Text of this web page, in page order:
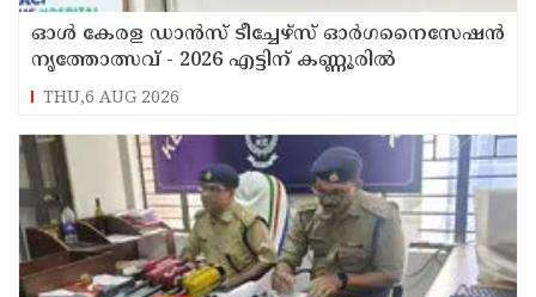
ഓൾ കേരള ഡാൻസ് ടീച്ചേഴ്സ് ഓർഗനൈസേഷൻ
നൃത്തോത്സവ് - 2026 എട്ടിന് കണ്ണൂരിൽ
THU,6 AUG 2026